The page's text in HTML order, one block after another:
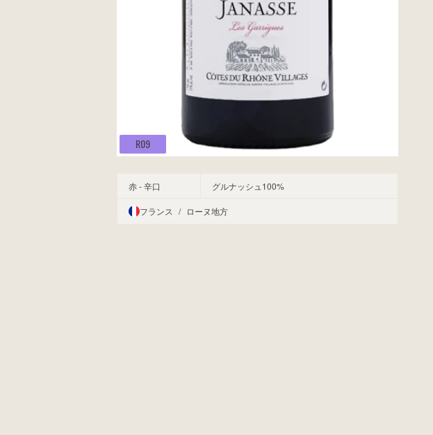
R09
赤 - 辛口 グルナッシュ100%
フランス / ローヌ地方